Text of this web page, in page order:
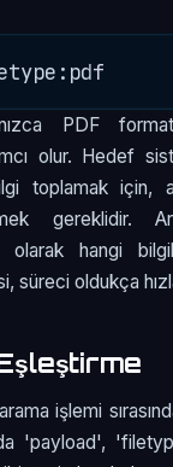
PDF
olur. Hedef
toplamak için,
gereklidir.
olarak hangi
süreci oldukça
işlemi
'payload',